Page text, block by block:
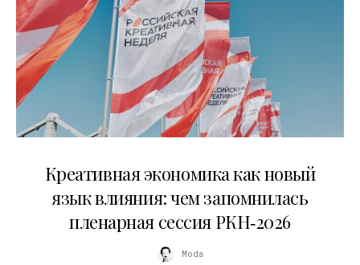
Креативная экономика как новый
язык влияния: чем запомнилась
пленарная сессия РКН‑2026
Moda